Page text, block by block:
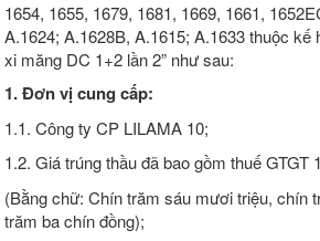
1654, 1655, 1679, 1681, 1669, 1661,
A.1624; A.1628B, A.1615; A.1633 thuộc
xi măng DC 1+2 lần 2” như sau:
1. Đơn vị cung cấp:
1.1. Công ty CP LILAMA 10;
1.2. Giá trúng thầu đã bao gồm thuế GTGT
(Bằng chữ: Chín trăm sáu mươi triệu, chín
trăm ba chín đồng);